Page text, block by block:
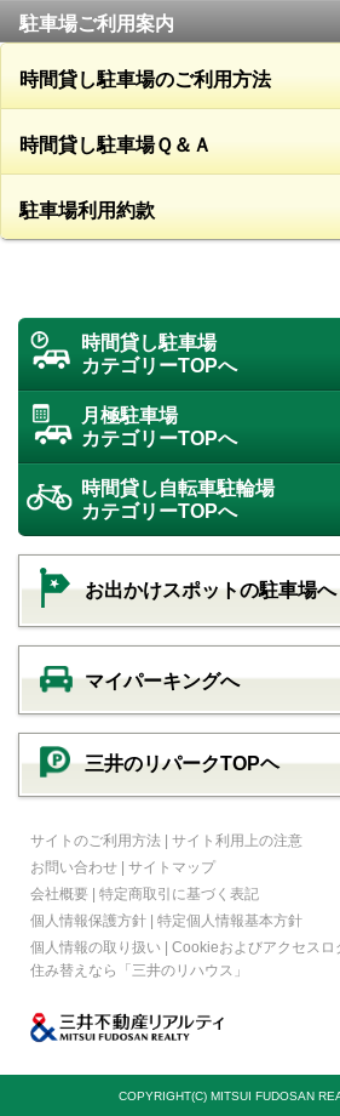
駐車場ご利用案内
時間貸し駐車場のご利用方法
時間貸し駐車場Ｑ＆Ａ
駐車場利用約款
時間貸し駐車場
カテゴリーTOPへ
月極駐車場
カテゴリーTOPへ
時間貸し自転車駐輪場
カテゴリーTOPへ
お出かけスポットの駐車場へ
マイパーキングへ
三井のリパークTOPヘ
サイトのご利用方法 | サイト利用上の注意
お問い合わせ | サイトマップ
会社概要 | 特定商取引に基づく表記
個人情報保護方針 | 特定個人情報基本方針
個人情報の取り扱い | Cookieおよびアクセスロ
住み替えなら
「三井のリハウス」
COPYRIGHT(C) MITSUI FUDOSAN